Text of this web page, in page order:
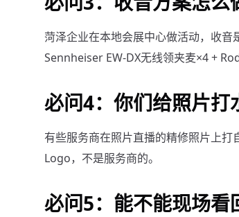
菏泽企业在本地会展中心做活动，收音
Sennheiser EW-DX无线领夹麦×4 +
必问4：你们给照片打
有些服务商在照片直播的精修照片上
Logo，不是服务商的。
必问5：能不能现场看